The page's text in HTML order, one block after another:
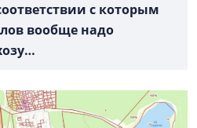
с которым
вообще надо